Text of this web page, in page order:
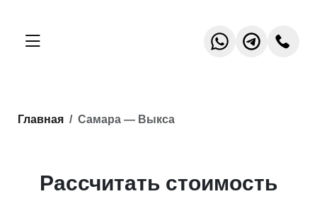
Главная Самара — Выкса
Рассчитать стоимость